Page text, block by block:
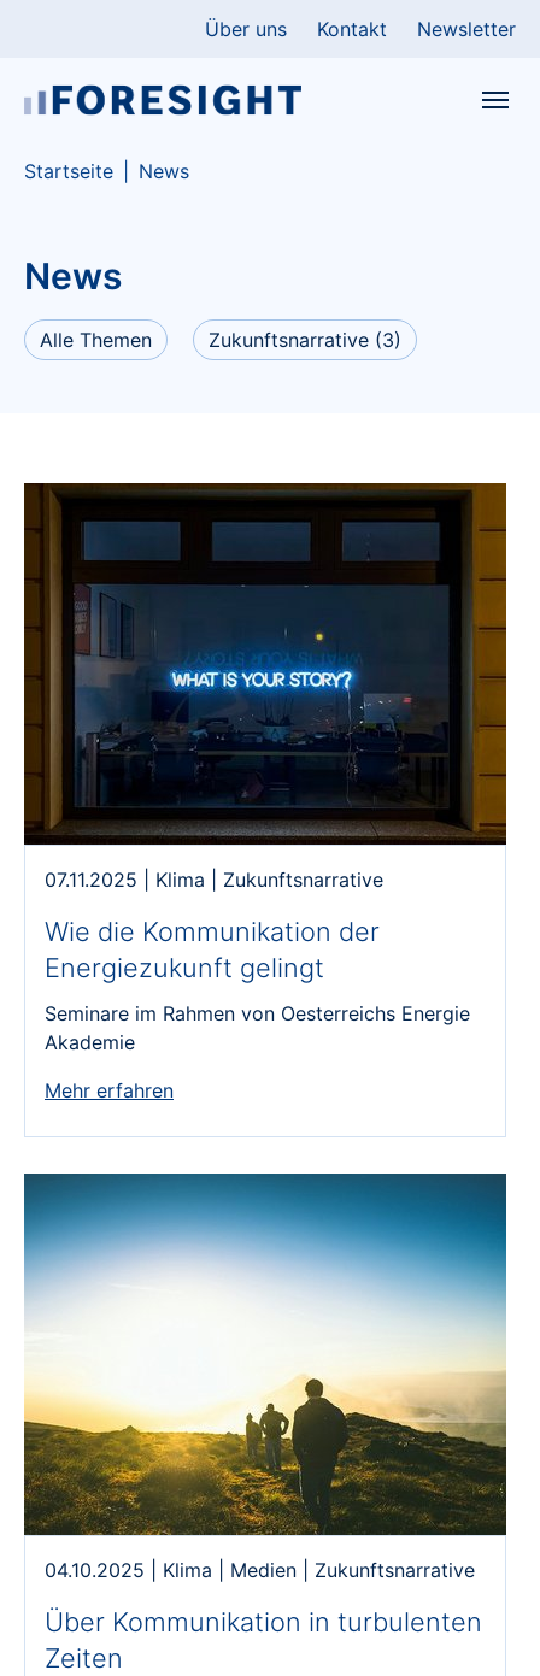
Über uns Kontakt Newsletter
You are here:
Startseite News
News
Alle Themen Zukunftsnarrative (3)
07.11.2025 Klima Zukunftsnarrative
Wie die Kommunikation der
Energiezukunft gelingt
Seminare im Rahmen von Oesterreichs Energie
Akademie
Mehr erfahren
04.10.2025 Klima Medien Zukunftsnarrative
Über Kommunikation in turbulenten
Zeiten